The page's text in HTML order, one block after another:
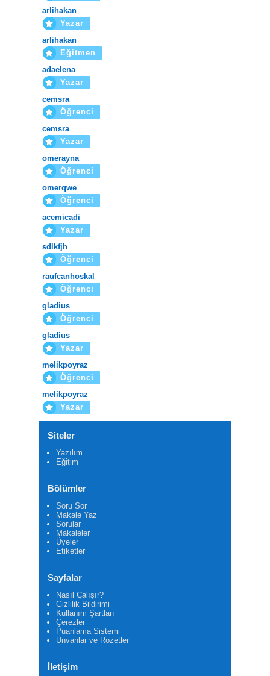
arlihakan
Yazar
arlihakan
Eğitmen
adaelena
Yazar
cemsra
Öğrenci
cemsra
Yazar
omerayna
Öğrenci
omerqwe
Öğrenci
acemicadi
Yazar
sdlkfjh
Öğrenci
raufcanhoskal
Öğrenci
gladius
Öğrenci
gladius
Yazar
melikpoyraz
Öğrenci
melikpoyraz
Yazar
Siteler
Yazılım
Eğitim
Bölümler
Soru Sor
Makale Yaz
Sorular
Makaleler
Üyeler
Etiketler
Sayfalar
Nasıl Çalışır?
Gizlilik Bildirimi
Kullanım Şartları
Çerezler
Puanlama Sistemi
Ünvanlar ve Rozetler
İletişim